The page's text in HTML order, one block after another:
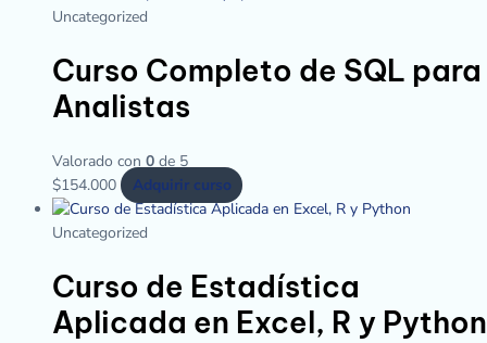
Uncategorized
Curso Completo de SQL para
Analistas
Valorado con 0 de 5
$154.000 Adquirir curso
Uncategorized
Curso de Estadística
Aplicada en Excel, R y Python